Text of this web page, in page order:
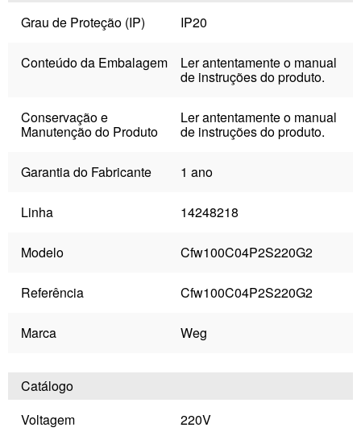
Grau de Proteção (IP)
IP20
Conteúdo da Embalagem Ler antentamente o manual
de instruções do produto.
Conservação e
Manutenção do Produto
Ler antentamente o manual
de instruções do produto.
Garantia do Fabricante 1 ano
Linha 14248218
Modelo Cfw100C04P2S220G2
Referência Cfw100C04P2S220G2
Marca Weg
Catálogo
Voltagem
220V